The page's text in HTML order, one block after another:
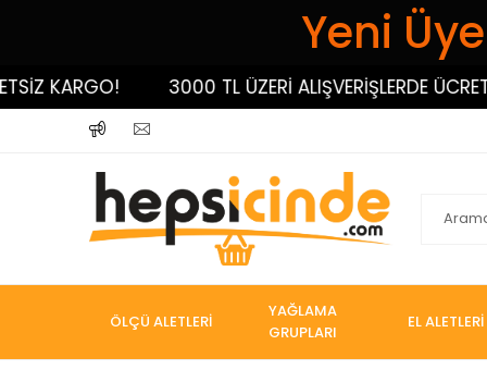
Yeni
KARGO! 3000 TL ÜZERİ ALIŞVERİŞLERDE
ÖLÇÜ ALETLERİ
YAĞLAMA
GRUPLARI
EL ALETLERİ